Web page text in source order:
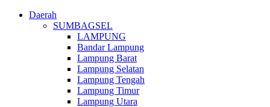
Daerah
SUMBAGSEL
LAMPUNG
Bandar Lampung
Lampung Barat
Lampung Selatan
Lampung Tengah
Lampung Timur
Lampung Utara